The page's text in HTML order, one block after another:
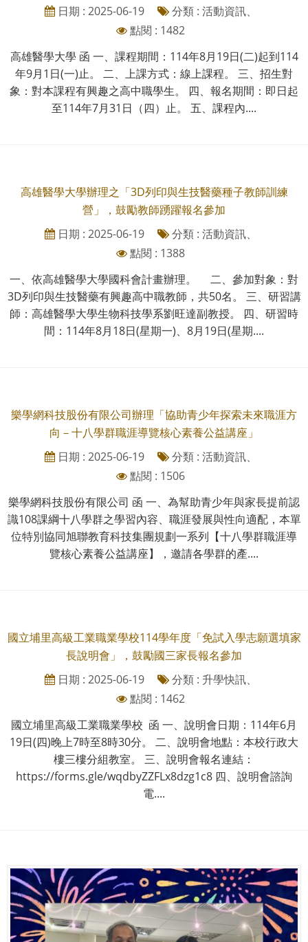
日期 : 2025-06-19
分類 : 活動資訊、
點閱 : 1482
高雄醫學大學 函 一、課程期間：114年8月19日(二)起到114
年9月1日(一)止。 二、上課方式：線上課程。 三、招生對
象：對本課程有興趣之高中職學生。 四、報名期間：即日起
至114年7月31日（四）止。 五、課程內....
高雄醫學大學辦理之「3D列印與生技醫藥種子教師訓練
營」，鼓勵教師踴躍報名參加
日期 : 2025-06-19
分類 : 活動資訊、
點閱 : 1388
一、依高雄醫學大學國科會計畫辦理。 二、參加對象：對
3D列印與生技醫藥有興趣高中職教師，共50名。 三、研習講
師：高雄醫學大學生物科技學系劉旺達副教授。 四、研習時
間：114年8月18日(星期一)、8月19日(星期....
樂學網科技股份有限公司辦理「協助青少年探索未來職涯方
向－十八學群職涯導覽核心素養公益講座」
日期 : 2025-06-19
分類 : 活動資訊、
點閱 : 1506
樂學網科技股份有限公司 函 一、為幫助青少年與家長提前認
識108課綱十八學群之學習內容、職涯發展與性向適配，本單
位特別協同旭聯教育科技集團規劃一系列【十八學群職涯導
覽核心素養公益講座】，邀請各學群的產....
國立埔里高級工業職業學校114學年度「免試入學志願選填家
長說明會」，鼓勵國三家長報名參加
日期 : 2025-06-19
分類 : 升學快訊、
點閱 : 1462
國立埔里高級工業職業學校 函 一、說明會日期：114年6月
19日(四)晚上7時至8時30分。 二、說明會地點：本校行政大
樓三樓分組教室。 三、說明會報名連結：
https://forms.gle/wqdbyZZFLx8dzg1c8 四、說明會諮詢
電....